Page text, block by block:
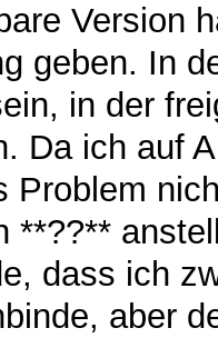
Version
geben. In
in der
Da ich auf
Problem
**??**
dass ich
aber